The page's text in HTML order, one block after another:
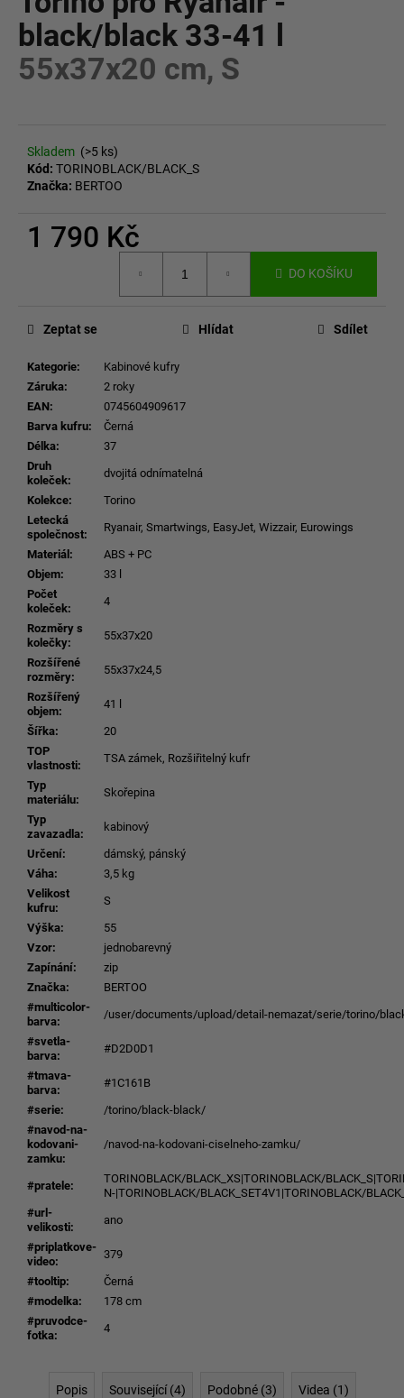
5
hvězdiček.
black/black 33-41 l
55x37x20 cm, S
Skladem (>5 ks)
Kód: TORINOBLACK/BLACK_S
Značka: BERTOO
1 790 Kč
DO KOŠÍKU
Kategorie:
Kabinové kufry
Záruka:
2 roky
EAN:
0745604909617
Barva kufru:
Černá
Délka:
37
Druh
koleček:
dvojitá odnímatelná
Kolekce:
Torino
Letecká
společnost:
Ryanair, Smartwings, EasyJet, Wizzair, Eurowings
Materiál:
ABS + PC
Objem:
33 l
Počet
koleček:
4
Rozměry s
kolečky:
55x37x20
Rozšířené
rozměry:
55x37x24,5
Rozšířený
objem:
41 l
Šířka:
20
TOP
vlastnosti:
TSA zámek, Rozšiřitelný kufr
Typ
materiálu:
Skořepina
Typ
zavazadla:
kabinový
Určení:
dámský, pánský
Váha:
3,5 kg
Velikost
kufru:
S
Výška:
55
Vzor:
jednobarevný
Zapínání:
zip
Značka:
BERTOO
#multicolor-
barva:
/user/documents/upload/detail-nemazat/serie/torino/
#svetla-
barva:
#D2D0D1
#tmava-
barva:
#1C161B
#serie:
/torino/black-black/
#navod-na-
kodovani-
zamku:
/navod-na-kodovani-ciselneho-zamku/
#pratele:
TORINOBLACK/BLACK_XS|TORINOBLACK/
N-|TORINOBLACK/BLACK_SET4V1|TORINOBLACK/
#url-
velikosti:
ano
#priplatkove-
video:
379
#tooltip:
Černá
#modelka:
178 cm
#pruvodce-
fotka:
4
Zeptat se Hlídat Sdílet
Popis Související (4) Podobné (3) Videa (1)
u
j
e
m